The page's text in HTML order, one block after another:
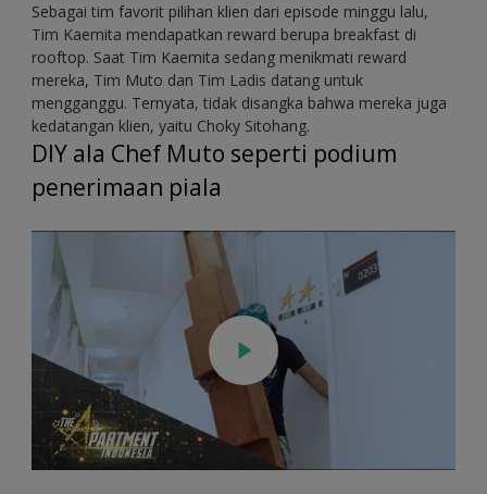
Sebagai tim favorit pilihan klien dari episode minggu lalu,
Tim Kaemita mendapatkan reward berupa breakfast di
rooftop. Saat Tim Kaemita sedang menikmati reward
mereka, Tim Muto dan Tim Ladis datang untuk
mengganggu. Ternyata, tidak disangka bahwa mereka juga
kedatangan klien, yaitu Choky Sitohang.
DIY ala Chef Muto seperti podium
penerimaan piala